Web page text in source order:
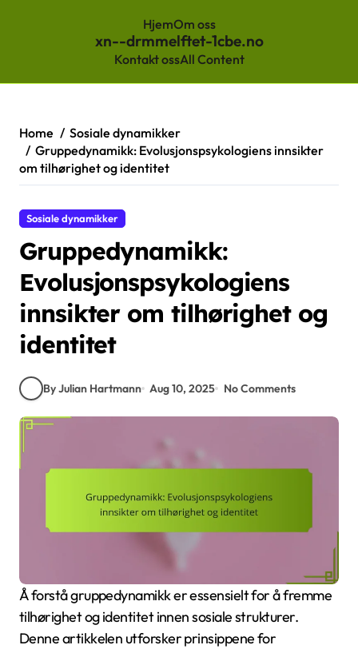
HjemOm oss
xn--drmmelftet-1cbe.no
Kontakt ossAll Content
content
Home
Sosiale dynamikker
Gruppedynamikk: Evolusjonspsykologiens innsikter
om tilhørighet og identitet
Sosiale dynamikker
Gruppedynamikk:
Evolusjonspsykologiens
innsikter om tilhørighet og
identitet
By Julian Hartmann Aug 10, 2025 No Comments
Å forstå gruppedynamikk er essensielt for å fremme
tilhørighet og identitet innen sosiale strukturer.
Denne artikkelen utforsker prinsippene for